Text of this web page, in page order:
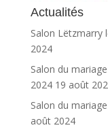
Actualités
Salon Lëtzmarry
2024
Salon du
2024 19 août
Salon du
août 2024